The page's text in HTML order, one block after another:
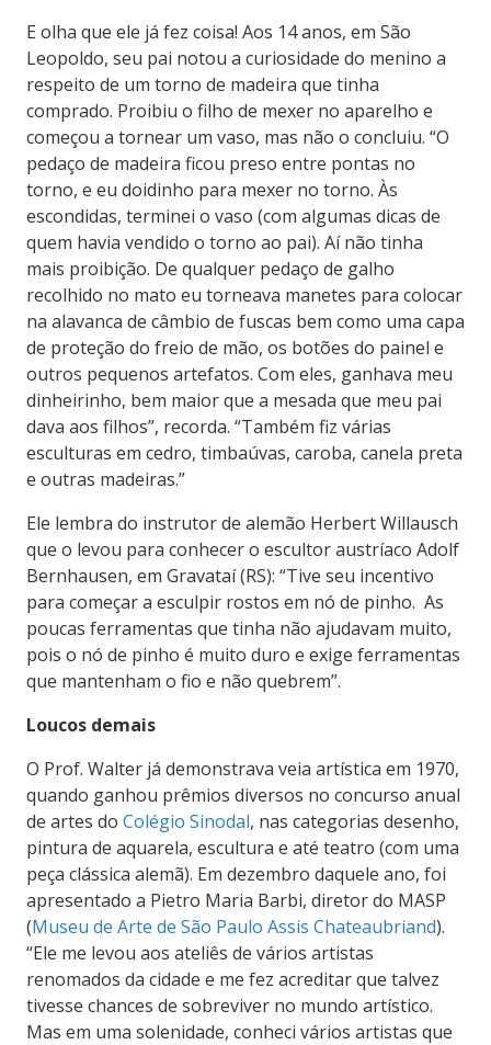
E olha que ele já fez coisa! Aos 14 anos, em São
Leopoldo, seu pai notou a curiosidade do menino a
respeito de um torno de madeira que tinha
comprado. Proibiu o filho de mexer no aparelho e
começou a tornear um vaso, mas não o concluiu. “O
pedaço de madeira ficou preso entre pontas no
torno, e eu doidinho para mexer no torno. Às
escondidas, terminei o vaso (com algumas dicas de
quem havia vendido o torno ao pai). Aí não tinha
mais proibição. De qualquer pedaço de galho
recolhido no mato eu torneava manetes para colocar
na alavanca de câmbio de fuscas bem como uma capa
de proteção do freio de mão, os botões do painel e
outros pequenos artefatos. Com eles, ganhava meu
dinheirinho, bem maior que a mesada que meu pai
dava aos filhos”, recorda. “Também fiz várias
esculturas em cedro, timbaúvas, caroba, canela preta
e outras madeiras.”
Ele lembra do instrutor de alemão Herbert Willausch
que o levou para conhecer o escultor austríaco Adolf
Bernhausen, em Gravataí (RS): “Tive seu incentivo
para começar a esculpir rostos em nó de pinho. As
poucas ferramentas que tinha não ajudavam muito,
pois o nó de pinho é muito duro e exige ferramentas
que mantenham o fio e não quebrem”.
Loucos demais
O Prof. Walter já demonstrava veia artística em 1970,
quando ganhou prêmios diversos no concurso anual
de artes do Colégio Sinodal, nas categorias desenho,
pintura de aquarela, escultura e até teatro (com uma
peça clássica alemã). Em dezembro daquele ano, foi
apresentado a Pietro Maria Barbi, diretor do MASP
(Museu de Arte de São Paulo Assis Chateaubriand).
“Ele me levou aos ateliês de vários artistas
renomados da cidade e me fez acreditar que talvez
tivesse chances de sobreviver no mundo artístico.
Mas em uma solenidade, conheci vários artistas que